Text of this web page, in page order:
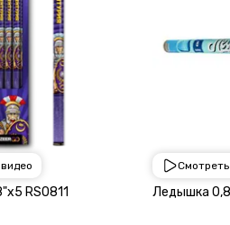
0,8"х5 RS0811
900 ₽